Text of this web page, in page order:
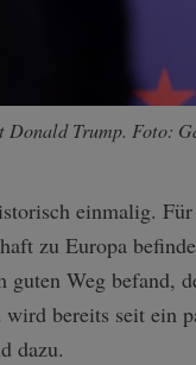
Trump. Foto:
einmalig.
zu Europa
guten Weg befand,
wird bereits seit ein
dazu.